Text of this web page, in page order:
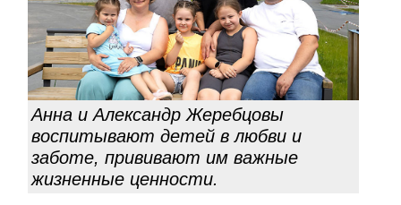
Анна и Александр Жеребцовы
воспитывают детей в любви и
заботе, прививают им важные
жизненные ценности.